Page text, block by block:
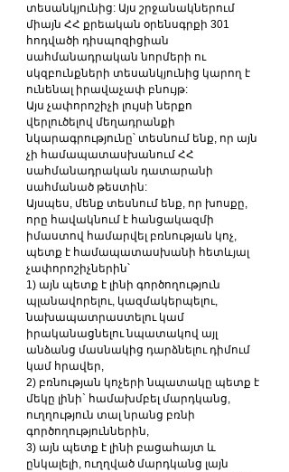
տեսանկյունից: Այս շրջանակներում
միայն ՀՀ քրեական օրենսգրքի 301
հոդվածի դիսպոզիցիան
սահմանադրական նորմերի ու
սկզբունքների տեսանկյունից կարող է
ունենալ իրավաչափ բնույթ:
Այս չափորոշիչի լույսի ներքո
վերլուծելով մեղադրանքի
նկարագրությունը՝ տեսնում ենք, որ այն
չի համապատասխանում ՀՀ
սահմանադրական դատարանի
սահմանած թեստին:
Այսպես, մենք տեսնում ենք, որ խոսքը,
որը հավակնում է հանցակազմի
իմաստով համարվել բռնության կոչ,
պետք է համապատասխանի հետևյալ
չափորոշիչներին՝
1) այն պետք է լինի գործողություն
պլանավորելու, կազմակերպելու,
նախապատրաստելու կամ
իրականացնելու նպատակով այլ
անձանց մասնակից դարձնելու դիմում
կամ հրավեր,
2) բռնության կոչերի նպատակը պետք է
մեկը լինի` համախմբել մարդկանց,
ուղղություն տալ նրանց բռնի
գործողություններին,
3) այն պետք է լինի բացահայտ և
ընկալելի, ուղղված մարդկանց լայն